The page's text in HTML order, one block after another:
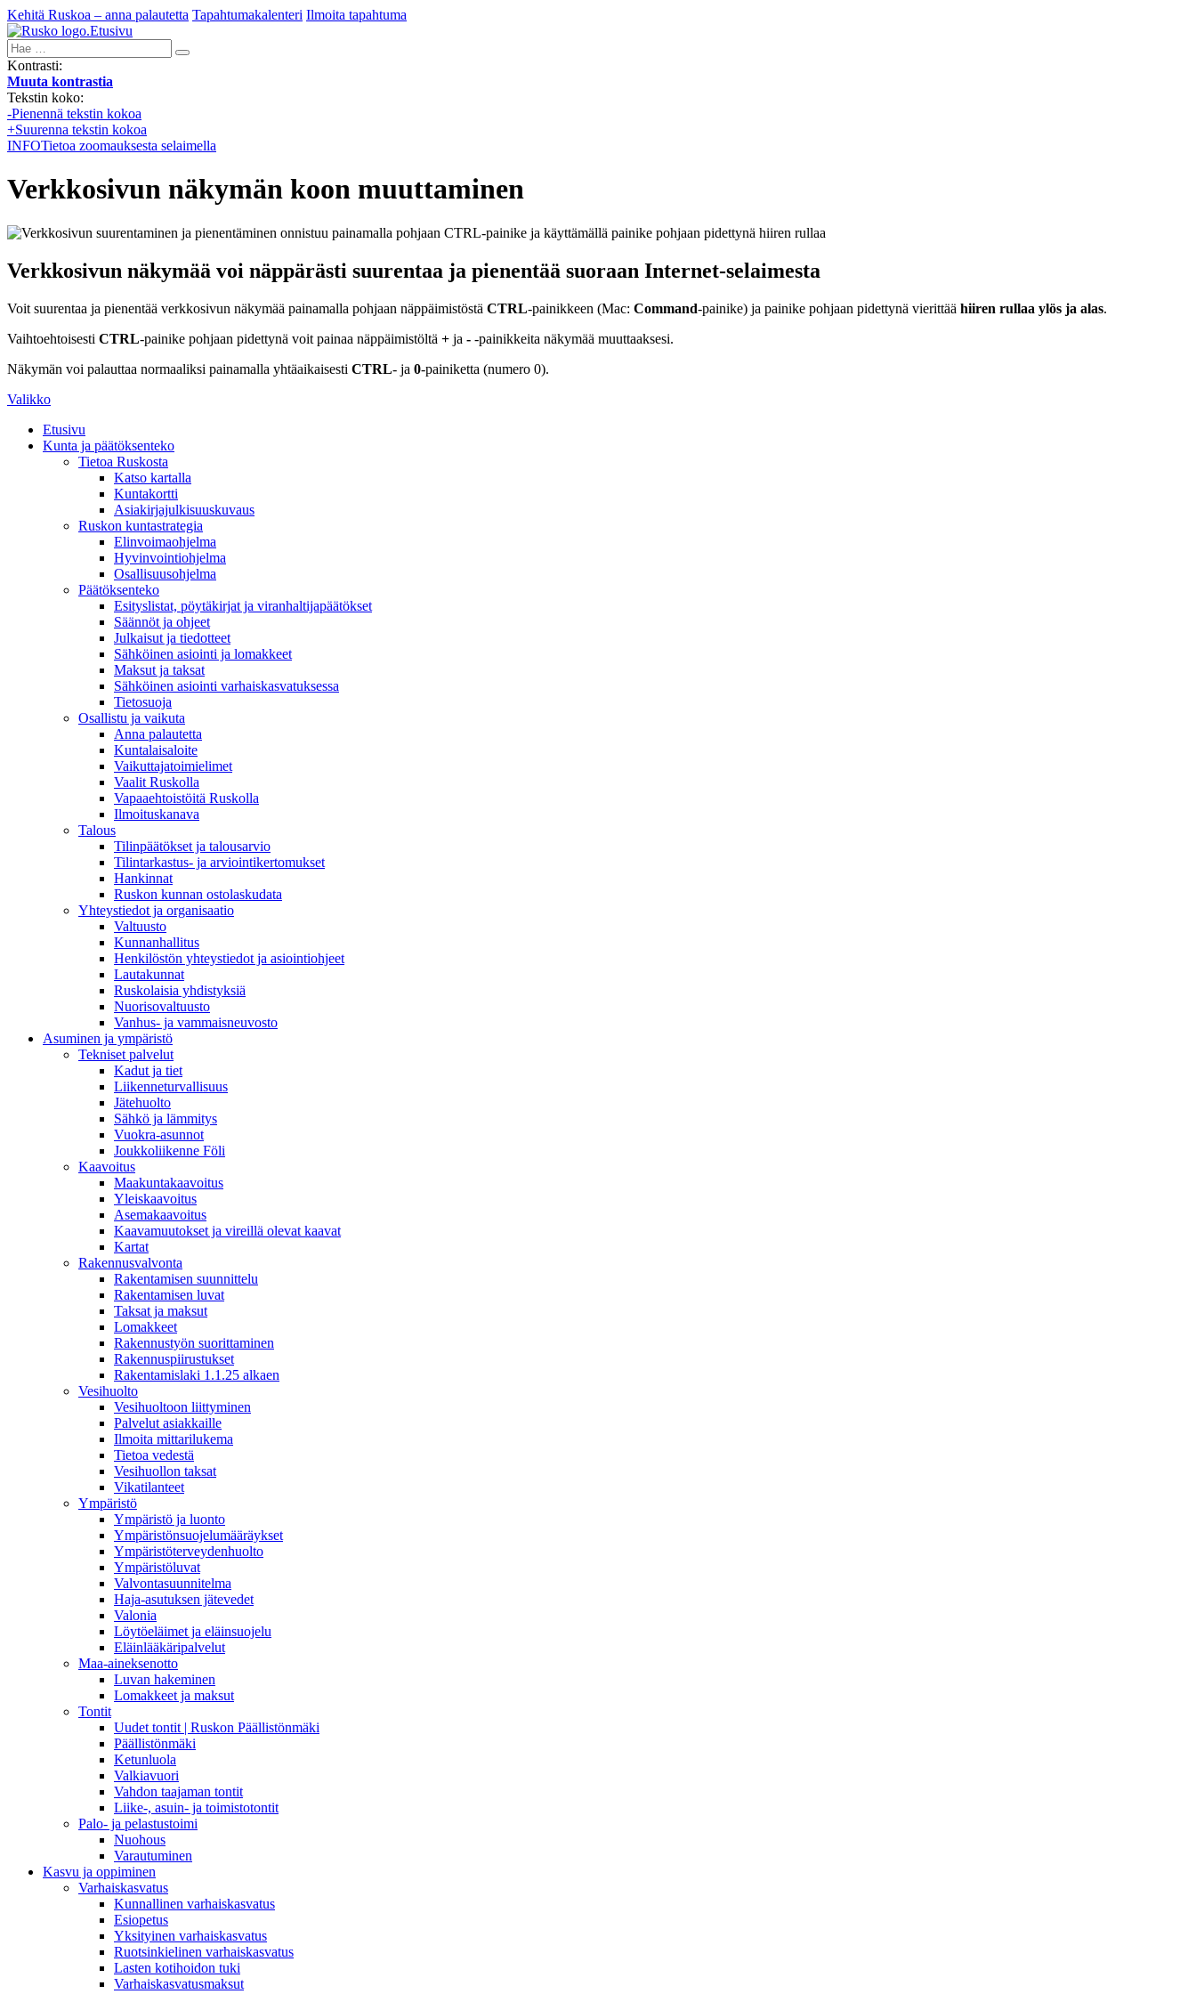
Kehitä Ruskoa – anna palautetta Tapahtumakalenteri Ilmoita tapahtuma
Etusivu
Hae:
Kontrasti:
Muuta kontrastia
Tekstin koko:
-Pienennä tekstin kokoa
+Suurenna tekstin kokoa
INFOTietoa zoomauksesta selaimella
Verkkosivun näkymän koon muuttaminen
Verkkosivun näkymää voi näppärästi suurentaa ja pienentää suoraan Internet-selaimesta
Voit suurentaa ja pienentää verkkosivun näkymää painamalla pohjaan näppäimistöstä CTRL-painikkeen (Mac: Command-painike) ja painike pohjaan pidettynä vierittää hiiren rullaa ylös ja alas.
Vaihtoehtoisesti CTRL-painike pohjaan pidettynä voit painaa näppäimistöltä + ja - -painikkeita näkymää muuttaaksesi.
Näkymän voi palauttaa normaaliksi painamalla yhtäaikaisesti CTRL- ja 0-painiketta (numero 0).
Valikko
Etusivu
Kunta ja päätöksenteko
Tietoa Ruskosta
Katso kartalla
Kuntakortti
Asiakirjajulkisuuskuvaus
Ruskon kuntastrategia
Elinvoimaohjelma
Hyvinvointiohjelma
Osallisuusohjelma
Päätöksenteko
Esityslistat, pöytäkirjat ja viranhaltijapäätökset
Säännöt ja ohjeet
Julkaisut ja tiedotteet
Sähköinen asiointi ja lomakkeet
Maksut ja taksat
Sähköinen asiointi varhaiskasvatuksessa
Tietosuoja
Osallistu ja vaikuta
Anna palautetta
Kuntalaisaloite
Vaikuttajatoimielimet
Vaalit Ruskolla
Vapaaehtoistöitä Ruskolla
Ilmoituskanava
Talous
Tilinpäätökset ja talousarvio
Tilintarkastus- ja arviointikertomukset
Hankinnat
Ruskon kunnan ostolaskudata
Yhteystiedot ja organisaatio
Valtuusto
Kunnanhallitus
Henkilöstön yhteystiedot ja asiointiohjeet
Lautakunnat
Ruskolaisia yhdistyksiä
Nuorisovaltuusto
Vanhus- ja vammaisneuvosto
Asuminen ja ympäristö
Tekniset palvelut
Kadut ja tiet
Liikenneturvallisuus
Jätehuolto
Sähkö ja lämmitys
Vuokra-asunnot
Joukkoliikenne Föli
Kaavoitus
Maakuntakaavoitus
Yleiskaavoitus
Asemakaavoitus
Kaavamuutokset ja vireillä olevat kaavat
Kartat
Rakennusvalvonta
Rakentamisen suunnittelu
Rakentamisen luvat
Taksat ja maksut
Lomakkeet
Rakennustyön suorittaminen
Rakennuspiirustukset
Rakentamislaki 1.1.25 alkaen
Vesihuolto
Vesihuoltoon liittyminen
Palvelut asiakkaille
Ilmoita mittarilukema
Tietoa vedestä
Vesihuollon taksat
Vikatilanteet
Ympäristö
Ympäristö ja luonto
Ympäristönsuojelumääräykset
Ympäristöterveydenhuolto
Ympäristöluvat
Valvontasuunnitelma
Haja-asutuksen jätevedet
Valonia
Löytöeläimet ja eläinsuojelu
Eläinlääkäripalvelut
Maa-aineksenotto
Luvan hakeminen
Lomakkeet ja maksut
Tontit
Uudet tontit | Ruskon Päällistönmäki
Päällistönmäki
Ketunluola
Valkiavuori
Vahdon taajaman tontit
Liike-, asuin- ja toimistotontit
Palo- ja pelastustoimi
Nuohous
Varautuminen
Kasvu ja oppiminen
Varhaiskasvatus
Kunnallinen varhaiskasvatus
Esiopetus
Yksityinen varhaiskasvatus
Ruotsinkielinen varhaiskasvatus
Lasten kotihoidon tuki
Varhaiskasvatusmaksut